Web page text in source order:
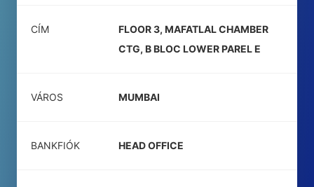
CÍM
FLOOR 3, MAFATLAL CHAMBER
CTG, B BLOC LOWER PAREL E
VÁROS MUMBAI
BANKFIÓK HEAD OFFICE